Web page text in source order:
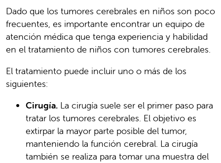
Dado que los tumores cerebrales en niños son poco
frecuentes, es importante encontrar un equipo de
atención médica que tenga experiencia y habilidad
en el tratamiento de niños con tumores cerebrales.
El tratamiento puede incluir uno o más de los
siguientes:
Cirugía. La cirugía suele ser el primer paso para
tratar los tumores cerebrales. El objetivo es
extirpar la mayor parte posible del tumor,
manteniendo la función cerebral. La cirugía
también se realiza para tomar una muestra del